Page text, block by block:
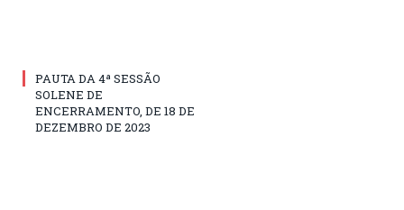
PAUTA DA 4ª SESSÃO
SOLENE DE
ENCERRAMENTO, DE 18 DE
DEZEMBRO DE 2023